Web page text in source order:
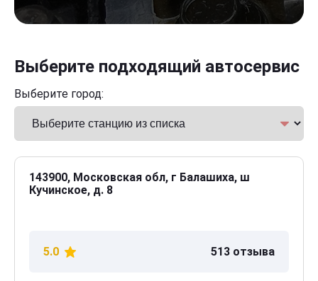
Выберите подходящий автосервис
Выберите город:
143900, Московская обл, г Балашиха, ш
Кучинское, д. 8
5.0 513 отзыва